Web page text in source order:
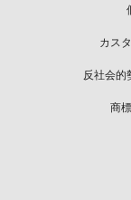
カス
反社会的
商